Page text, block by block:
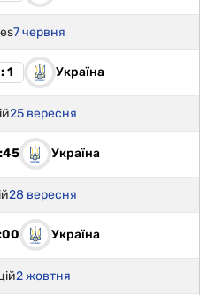
7 червня
1 Україна
25 вересня
Україна
28 вересня
Україна
2 жовтня